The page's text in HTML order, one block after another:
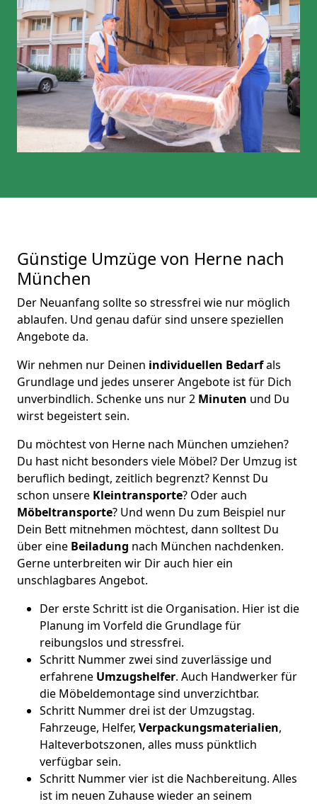
Günstige Umzüge von Herne nach
München
Der Neuanfang sollte so stressfrei wie nur möglich
ablaufen. Und genau dafür sind unsere speziellen
Angebote da.
Wir nehmen nur Deinen individuellen Bedarfals
Grundlage und jedes unserer Angebote ist für Dich
unverbindlich. Schenke uns nur 2 Minuten und Du
wirst begeistert sein.
Du möchtest von Herne nach München umziehen?
Du hast nicht besonders viele Möbel? Der Umzug ist
beruflich bedingt, zeitlich begrenzt? Kennst Du
schon unsere Kleintransporte? Oder auch
Möbeltransporte? Und wenn Du zum Beispiel nur
Dein Bett mitnehmen möchtest, dann solltest Du
über eine Beiladung nach München nachdenken.
Gerne unterbreiten wir Dir auch hier ein
unschlagbares Angebot.
Der erste Schritt ist die Organisation. Hier ist die
Planung im Vorfeld die Grundlage für
reibungslos und stressfrei.
Schritt Nummer zwei sind zuverlässige und
erfahrene Umzugshelfer. Auch Handwerker für
die Möbeldemontage sind unverzichtbar.
Schritt Nummer drei ist der Umzugstag.
Fahrzeuge, Helfer, Verpackungsmaterialien,
Halteverbotszonen, alles muss pünktlich
verfügbar sein.
Schritt Nummer vier ist die Nachbereitung. Alles
ist im neuen Zuhause wieder an seinem